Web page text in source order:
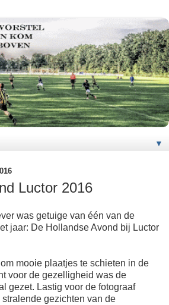
▼
Luctor 2016
was getuige van één van de
jaar: De Hollandse Avond bij Luctor
mooie plaatjes te schieten in de
voor de gezelligheid was de
gezet. Lastig voor de fotograaf
gezichten van de